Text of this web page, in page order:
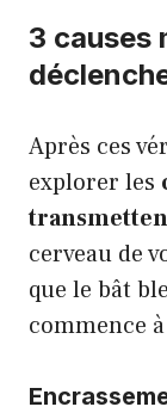
3 causes
Après ces
explorer les
cerveau de
que le bât
commence